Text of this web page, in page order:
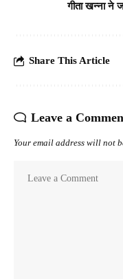
गीता खन्ना ने
Share This Article
Leave a
Your email address will not